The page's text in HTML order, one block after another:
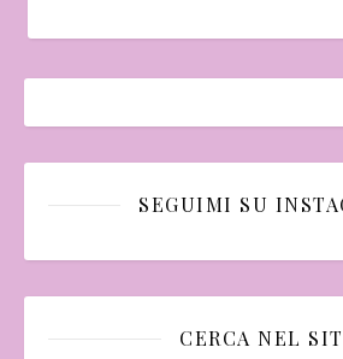
SEGUIMI SU
CERCA NEL